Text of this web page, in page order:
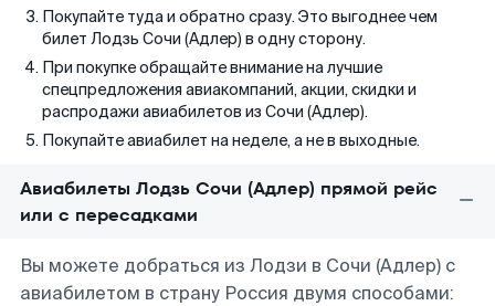
Покупайте туда и обратно сразу. Это выгоднее чем
билет Лодзь Сочи (Адлер) в одну сторону.
При покупке обращайте внимание на лучшие
спецпредложения авиакомпаний, акции, скидки и
распродажи авиабилетов из Сочи (Адлер).
Покупайте авиабилет на неделе, а не в выходные.
Авиабилеты Лодзь Сочи (Адлер) прямой рейс
или с пересадками
Вы можете добраться из Лодзи в Сочи (Адлер) с
авиабилетом в страну Россия двумя способами: